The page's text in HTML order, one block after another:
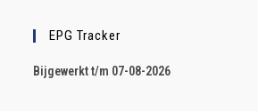
EPG Tracker
Bijgewerkt t/m 07-08-2026